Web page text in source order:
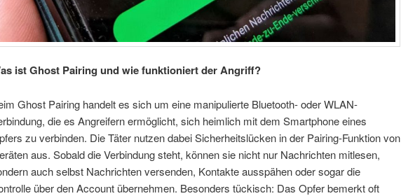
ist Ghost Pairing und wie funktioniert der Angriff?
Ghost Pairing handelt es sich um eine manipulierte Bluetooth- oder WLAN-
die es Angreifern ermöglicht, sich heimlich mit dem Smartphone eines
zu verbinden. Die Täter nutzen dabei Sicherheitslücken in der Pairing-Funktion von
aus. Sobald die Verbindung steht, können sie nicht nur Nachrichten mitlesen,
auch selbst Nachrichten versenden, Kontakte ausspähen oder sogar die
über den Account übernehmen. Besonders tückisch: Das Opfer bemerkt oft